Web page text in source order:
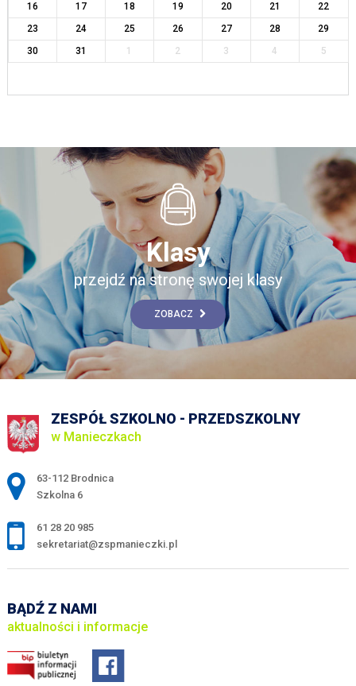
16
17 18 19 20 21
22
23
24 25 26 27 28
29
30
31 1 2 3 4 5
Klasy
przejdź na stronę swojej klasy
ZOBACZ
ZESPÓŁ SZKOLNO - PRZEDSZKOLNY
w Manieczkach
Adres pocztowy:
63-112 Brodnica
Szkolna 6
61 28 20 985
sekretariat@zspmanieczki.pl
BĄDŹ Z NAMI
aktualności i informacje